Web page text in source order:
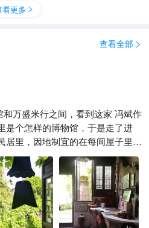
看更多 
查看全部 
万盛米行之间，看到这家 冯斌作
是个怎样的博物馆，于是走了进
居里，因地制宜的在每间屋子里都
物展示为主，展出了很多不同年代
共有五百多件。博物馆还收藏有叶
种，仅《倪焕之》各类版本就达十
很多间很有年代感的课堂的样子。
拍照的地方，但在参观过王韬及叶
这间博物馆创办人冯斌老师，对于